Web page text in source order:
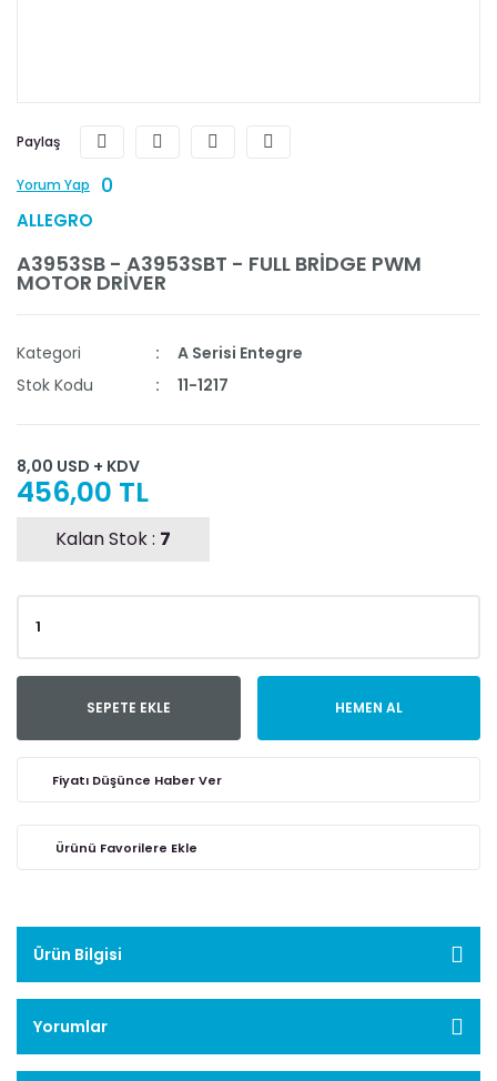
Paylaş
Yorum Yap 0
ALLEGRO
A3953SB - A3953SBT - FULL BRİDGE PWM
MOTOR DRİVER
Kategori
A Serisi Entegre
Stok Kodu
11-1217
8,00 USD + KDV
456,00 TL
Kalan Stok : 7
SEPETE EKLE HEMEN AL
Fiyatı Düşünce Haber Ver
Ürün Bilgisi
Yorumlar